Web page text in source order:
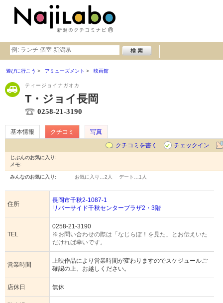
遊びに行こう アミューズメント 映画館
ティージョイナガオカ
T・ジョイ長岡
0258-21-3190
基本情報 クチコミ
写真
クチコミを書く
チェックイン
じぶんのお気に入り:
メモ:
みんなのお気に入り: お気に入り… 2人 デート… 1人
住所
長岡市千秋2-1087-1
リバーサイド千秋センタープラザ2・3階
TEL
0258-21-3190
※お問い合わせの際は「なじらぼ！を見た」とお伝えいた
だければ幸いです。
営業時間
上映作品により営業時間が変わりますのでスケジュールご
確認の上、お越しください。
店休日 無休